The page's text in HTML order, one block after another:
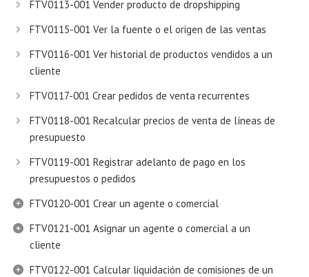
FTV0113-001 Vender producto de dropshipping
FTV0115-001 Ver la fuente o el origen de las ventas
FTV0116-001 Ver historial de productos vendidos a un
cliente
FTV0117-001 Crear pedidos de venta recurrentes
FTV0118-001 Recalcular precios de venta de líneas de
presupuesto
FTV0119-001 Registrar adelanto de pago en los
presupuestos o pedidos
FTV0120-001 Crear un agente o comercial
FTV0121-001 Asignar un agente o comercial a un
cliente
FTV0122-001 Calcular liquidación de comisiones de un